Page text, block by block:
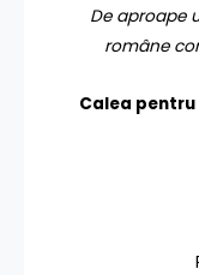
De aproape
române
Calea